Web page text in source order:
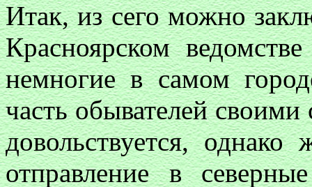
Итак, из сего можно
Красноярском
немногие в самом
часть обывателей
довольствуется, однако
отправление в